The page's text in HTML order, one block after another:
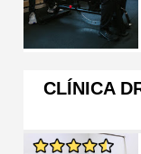
CLÍNICA